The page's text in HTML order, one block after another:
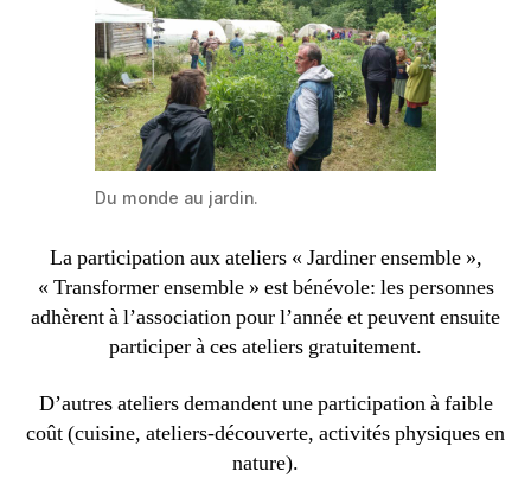
Du monde au jardin.
La participation aux ateliers « Jardiner ensemble »,
« Transformer ensemble » est bénévole: les personnes
adhèrent à l’association pour l’année et peuvent ensuite
participer à ces ateliers gratuitement.
D’autres ateliers demandent une participation à faible
coût (cuisine, ateliers-découverte, activités physiques en
nature).